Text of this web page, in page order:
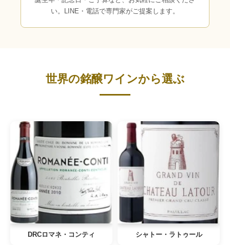
い。LINE・電話で専門家がご提案します。
世界の銘醸ワインから選ぶ
DRCロマネ・コンティ シャトー・ラトゥール